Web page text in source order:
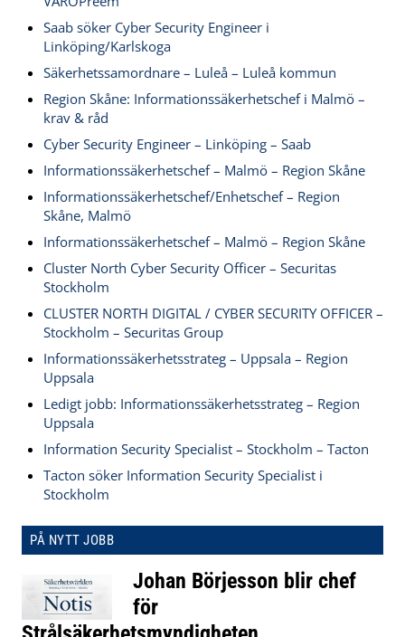
Saab söker Cyber Security Engineer i
Linköping/Karlskoga
Säkerhetssamordnare – Luleå – Luleå kommun
Region Skåne: Informationssäkerhetschef i Malmö –
krav & råd
Cyber Security Engineer – Linköping – Saab
Informationssäkerhetschef – Malmö – Region Skåne
Informationssäkerhetschef/Enhetschef – Region
Skåne, Malmö
Informationssäkerhetschef – Malmö – Region Skåne
Cluster North Cyber Security Officer – Securitas
Stockholm
CLUSTER NORTH DIGITAL / CYBER SECURITY OFFICER –
Stockholm – Securitas Group
Informationssäkerhetsstrateg – Uppsala – Region
Uppsala
Ledigt jobb: Informationssäkerhetsstrateg – Region
Uppsala
Information Security Specialist – Stockholm – Tacton
Tacton söker Information Security Specialist i
Stockholm
PÅ NYTT JOBB
Johan Börjesson blir chef
för